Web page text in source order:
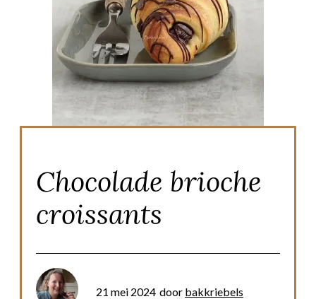
Chocolade brioche
croissants
21 mei 2024 door bakkriebels